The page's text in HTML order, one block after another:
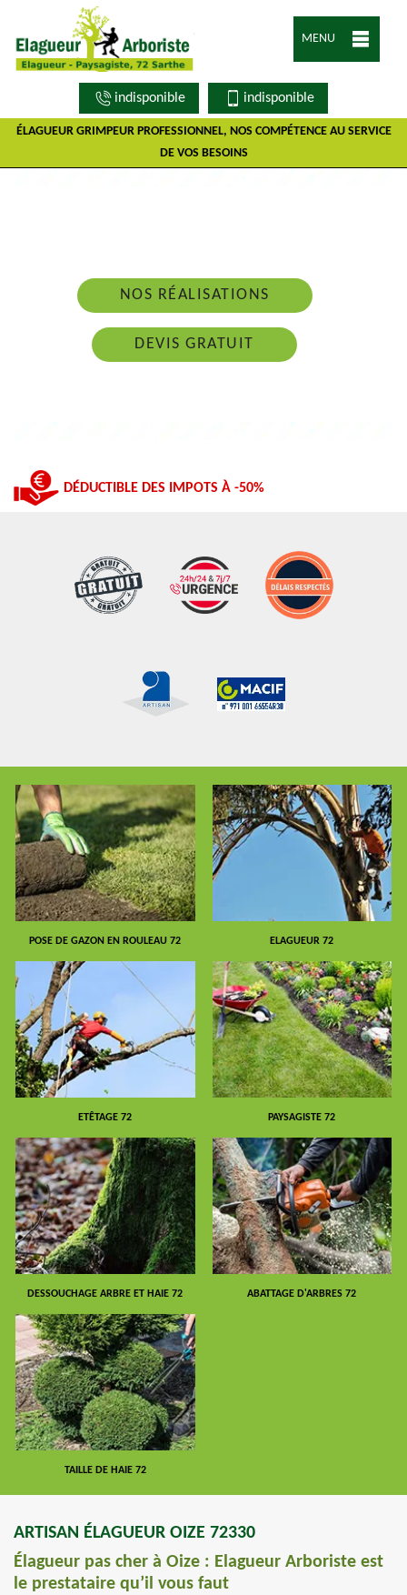
ÉLAGUEUR GRIMPEUR PROFESSIONNEL, NOS COMPÉTENCE AU SERVICE
DE VOS BESOINS
MENU
indisponible indisponible
NOS RÉALISATIONS
DEVIS GRATUIT
DÉDUCTIBLE DES IMPOTS À -50%
POSE DE GAZON EN ROULEAU 72 ELAGUEUR 72
ETÊTAGE 72 PAYSAGISTE 72
DESSOUCHAGE ARBRE ET HAIE 72 ABATTAGE D'ARBRES 72
TAILLE DE HAIE 72
ARTISAN ÉLAGUEUR OIZE 72330
Élagueur pas cher à Oize : Elagueur Arboriste est
le prestataire qu’il vous faut